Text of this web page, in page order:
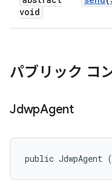
void
パブリック コ
JdwpAgent
public JdwpAgent (